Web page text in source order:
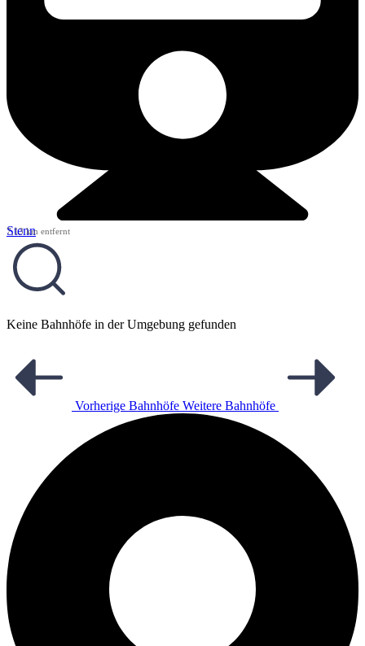
Stenn
7,13 km entfernt
Keine Bahnhöfe in der Umgebung gefunden
Vorherige Bahnhöfe Weitere Bahnhöfe